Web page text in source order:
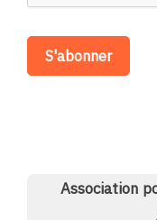
Association